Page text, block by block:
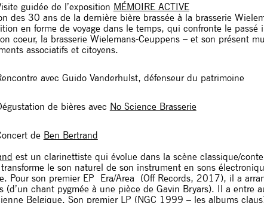
guidée de l’exposition MÉMOIRE ACTIVE
des 30 ans de la dernière bière brassée à la brasserie
en forme de voyage dans le temps, qui confronte le
coeur, la brasserie Wielemans-Ceuppens – et son présent
associatifs et citoyens.
avec Guido Vanderhulst, défenseur du patrimoine
de bières avec No Science Brasserie
de Ben Bertrand
est un clarinettiste qui évolue dans la scène classique/
transforme le son naturel de son instrument en sons
Pour son premier EP Era/Area (Off Records, 2017), il a
(d’un chant pygmée à une pièce de Gavin Bryars). Il a
Belgique. Son premier LP (NGC 1999 – les albums